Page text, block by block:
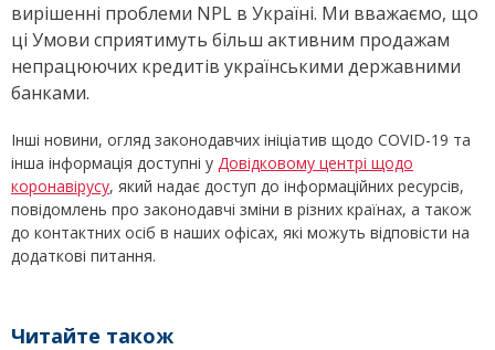
вирішенні проблеми NPL в Україні. Ми вважаємо, що
ці Умови сприятимуть більш активним продажам
непрацюючих кредитів українськими державними
банками.
Інші новини, огляд законодавчих ініціатив щодо COVID-19 та
інша інформація доступні у Довідковому центрі щодо
коронавірусу, який надає доступ до інформаційних ресурсів,
повідомлень про законодавчі зміни в різних країнах, а також
до контактних осіб в наших офісах, які можуть відповісти на
додаткові питання.
Читайте також